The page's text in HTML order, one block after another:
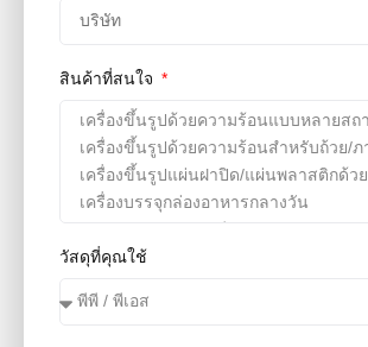
สินค้าที่สนใจ
วัสดุที่คุณใช้